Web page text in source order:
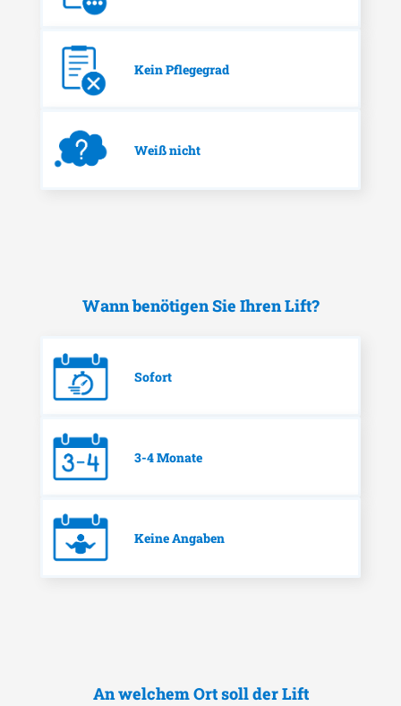
Kein Pflegegrad
Weiß nicht
Wann benötigen Sie Ihren Lift?
Sofort
3-4 Monate
Keine Angaben
An welchem Ort soll der Lift